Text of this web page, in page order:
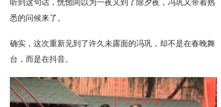
听到这句话，恍惚间以为一夜又到了除夕夜，冯巩又带着熟
悉的问候来了。
确实，这次重新见到了许久未露面的冯巩，却不是在春晚舞
台，而是在抖音。